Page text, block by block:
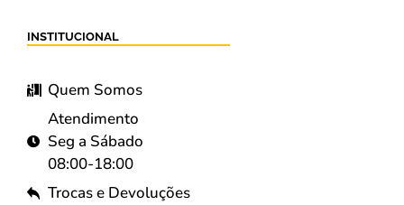
INSTITUCIONAL
Quem Somos
Atendimento
Seg a Sábado
08:00-18:00
Trocas e Devoluções